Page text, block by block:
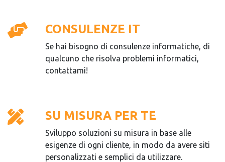
CONSULENZE IT
Se hai bisogno di consulenze informatiche, di
qualcuno che risolva problemi informatici,
contattami!
SU MISURA PER TE
Sviluppo soluzioni su misura in base alle
esigenze di ogni cliente, in modo da avere siti
personalizzati e semplici da utilizzare.